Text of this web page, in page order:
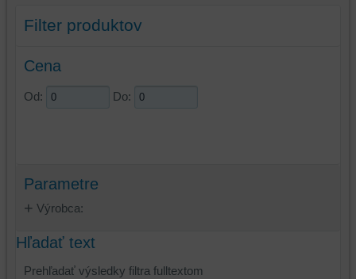
Filter produktov
Cena
Od: Do:
Parametre
Výrobca:
Hľadať text
Prehľadať výsledky filtra fulltextom